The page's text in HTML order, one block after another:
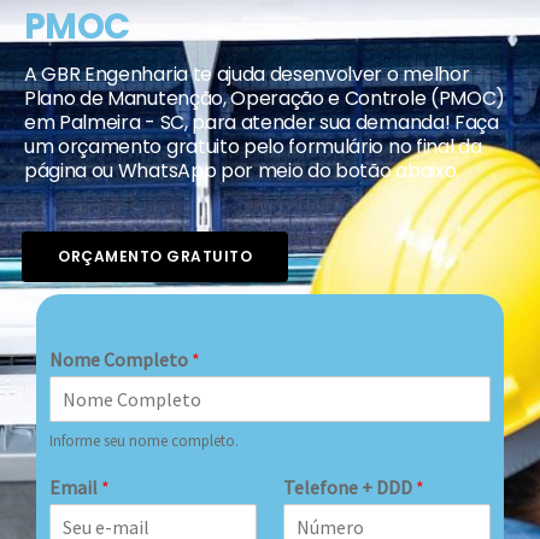
PMOC
A GBR Engenharia te ajuda desenvolver o melhor
Plano de Manutenção, Operação e Controle (PMOC)
em Palmeira - SC, para atender sua demanda! Faça
um orçamento gratuito pelo formulário no final da
página ou WhatsApp por meio do botão abaixo.
ORÇAMENTO GRATUITO
Nome Completo *
Informe seu nome completo.
Email * Telefone + DDD *